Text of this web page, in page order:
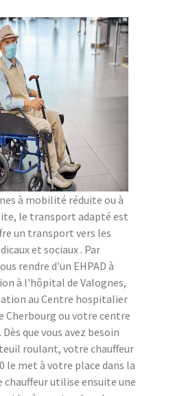
à mobilité réduite ou à
le transport adapté est
un transport vers les
et sociaux . Par
rendre d'un EHPAD à
à l'hôpital de Valognes,
au Centre hospitalier
Cherbourg ou votre centre
que vous avez besoin
roulant, votre chauffeur
le met à votre place dans la
utilise ensuite une